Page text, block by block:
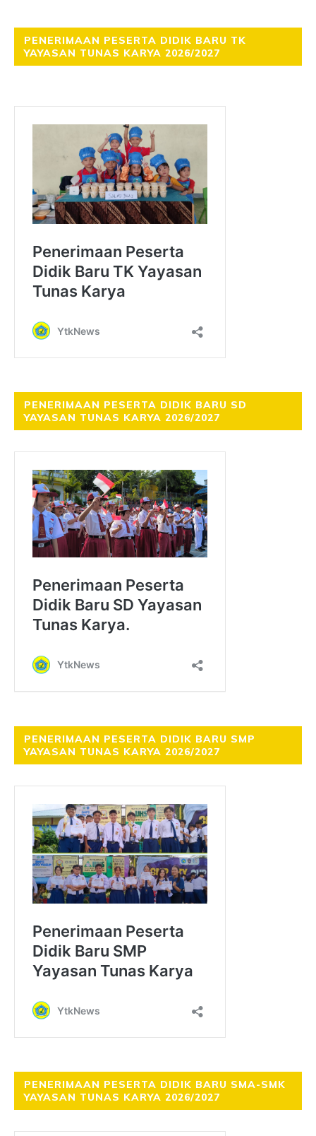
PENERIMAAN PESERTA DIDIK BARU TK
YAYASAN TUNAS KARYA 2026/2027
PENERIMAAN PESERTA DIDIK BARU SD
YAYASAN TUNAS KARYA 2026/2027
PENERIMAAN PESERTA DIDIK BARU SMP
YAYASAN TUNAS KARYA 2026/2027
PENERIMAAN PESERTA DIDIK BARU SMA-SMK
YAYASAN TUNAS KARYA 2026/2027